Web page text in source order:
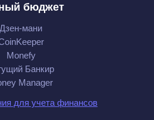
бюджет
Дзен-мани
Monefy
Банкир
Manager
для учета финансов